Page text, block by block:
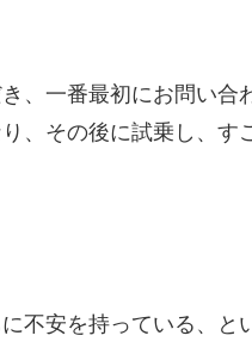
、一番最初にお問い合
、その後に試乗し、す
不安を持っている、と